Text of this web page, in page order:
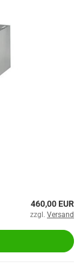
460,00 EUR
zzgl. Versand